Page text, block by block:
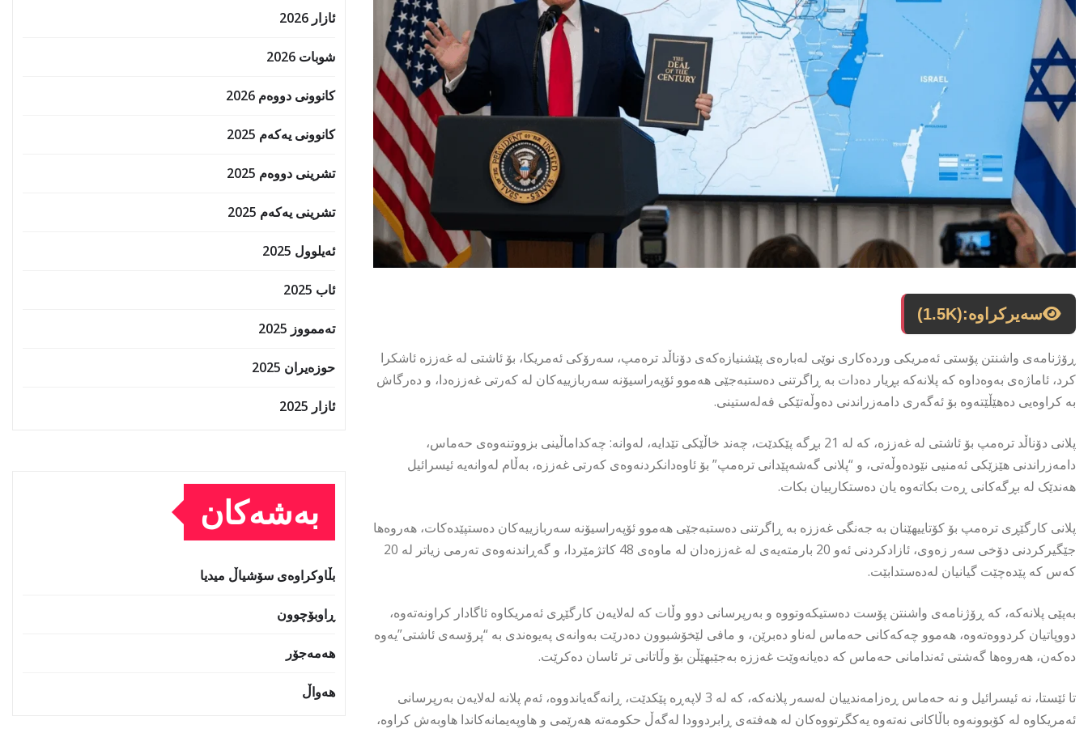
سەیرکراوە:(1.5K)
ڕۆژنامەی واشنتن پۆستی ئەمریکی وردەکاری نوێی لەبارەی پێشنیازەکەی دۆناڵد ترەمپ، سەرۆکی ئەمریکا، بۆ ئاشتی لە غەززە ئاشکرا
کرد، ئاماژەی بەوەداوە کە پلانەکە بڕیار دەدات بە ڕاگرتنی دەستبەجێی هەموو ئۆپەراسیۆنە سەربازییەکان لە کەرتی غەززەدا، و دەرگاش
بە کراوەیی دەهێڵێتەوە بۆ ئەگەری دامەزراندنی دەوڵەتێکی فەلەستینی.
پلانی دۆناڵد ترەمپ بۆ ئاشتی لە غەززە، کە لە 21 بڕگە پێکدێت، چەند خاڵێکی تێدایە، لەوانە: چەکداماڵینی بزووتنەوەی حەماس،
دامەزراندنی هێزێکی ئەمنیی نێودەوڵەتی، و “پلانی گەشەپێدانی ترەمپ” بۆ ئاوەدانکردنەوەی کەرتی غەززە، بەڵام لەوانەیە ئیسرائیل
هەندێک لە بڕگەکانی ڕەت بکاتەوە یان دەستکارییان بکات.
پلانی کارگێڕی ترەمپ بۆ کۆتاییهێنان بە جەنگی غەززە بە ڕاگرتنی دەستبەجێی هەموو ئۆپەراسیۆنە سەربازییەکان دەستپێدەکات، هەروەها
جێگیرکردنی دۆخی سەر زەوی، ئازادکردنی ئەو 20 بارمتەیەی لە غەززەدان لە ماوەی 48 کاتژمێردا، و گەڕاندنەوەی تەرمی زیاتر لە 20
کەس کە پێدەچێت گیانیان لەدەستدابێت.
بەپێی پلانەکە، کە ڕۆژنامەی واشنتن پۆست دەستیکەوتووە و بەرپرسانی دوو وڵات کە لەلایەن کارگێڕی ئەمریکاوە ئاگادار کراونەتەوە،
دووپاتیان کردووەتەوە، هەموو چەکەکانی حەماس لەناو دەبرێن، و مافی لێخۆشبوون دەدرێت بەوانەی پەیوەندی بە “پرۆسەی ئاشتی”یەوە
دەکەن، هەروەها گەشتی ئەندامانی حەماس کە دەیانەوێت غەززە بەجێبهێڵن بۆ وڵاتانی تر ئاسان دەکرێت.
تا ئێستا، نە ئیسرائیل و نە حەماس ڕەزامەندییان لەسەر پلانەکە، کە لە 3 لاپەڕە پێکدێت، ڕانەگەیاندووە، ئەم پلانە لەلایەن بەرپرسانی
ئەمریکاوە لە کۆبوونەوە باڵاکانی نەتەوە یەکگرتووەکان لە هەفتەی ڕابردوودا لەگەڵ حکومەتە هەرێمی و هاوپەیمانەکاندا هاوبەش کراوە،
ئازار 2026
شوبات 2026
کانوونی دووەم 2026
کانوونی یەکەم 2025
تشرینی دووەم 2025
تشرینی یەکەم 2025
ئەیلوول 2025
ئاب 2025
تەممووز 2025
حوزه‌یران 2025
ئازار 2025
بەشەکان
بڵاوکراوەی سۆشیاڵ میدیا
ڕاوبۆچوون
هەمەجۆر
هەواڵ